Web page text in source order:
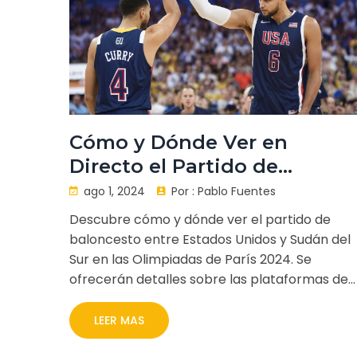
Cómo y Dónde Ver en
Directo el Partido de
Baloncesto USA vs Sudán
Sur en París 2024
ago 1, 2024 Por : Pablo Fuentes
Descubre cómo y dónde ver el partido de
baloncesto entre Estados Unidos y Sudán del
Sur en las Olimpiadas de París 2024. Se
ofrecerán detalles sobre las plataformas de
streaming y canales de TV que transmitirán el
evento en Chile, así como la importancia del
encuentro dentro del torneo olímpico.
LEER MAS